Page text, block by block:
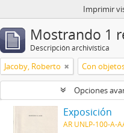
Imprimir
Mostrando 1
Descripción archivística
Jacoby, Roberto Con
Opciones
Exposición
AR UNLP-100-A-